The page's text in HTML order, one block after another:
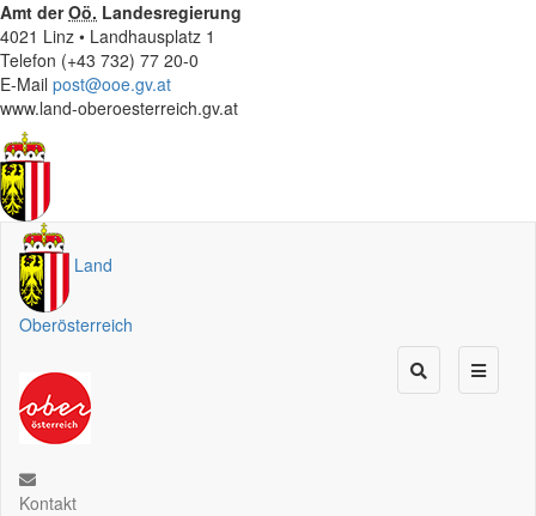
Amt derOö. Landesregierung
4021 Linz • Landhausplatz 1
Telefon (+43 732) 77 20-0
E-Mail post@ooe.gv.at
www.land-oberoesterreich.gv.at
Land
Oberösterreich
Kontakt